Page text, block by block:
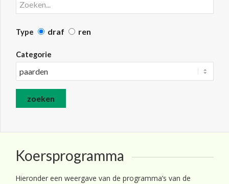
Type draf ren
Categorie
zoeken
Koersprogramma
Hieronder een weergave van de programma’s van de